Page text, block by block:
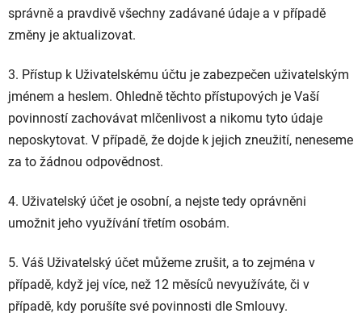
správně a pravdivě všechny zadávané údaje a v případě
změny je aktualizovat.
3. Přístup k Uživatelskému účtu je zabezpečen uživatelským
jménem a heslem. Ohledně těchto přístupových je Vaší
povinností zachovávat mlčenlivost a nikomu tyto údaje
neposkytovat. V případě, že dojde k jejich zneužití, neneseme
za to žádnou odpovědnost.
4. Uživatelský účet je osobní, a nejste tedy oprávněni
umožnit jeho využívání třetím osobám.
5. Váš Uživatelský účet můžeme zrušit, a to zejména v
případě, když jej více, než 12 měsíců nevyužíváte, či v
případě, kdy porušíte své povinnosti dle Smlouvy.